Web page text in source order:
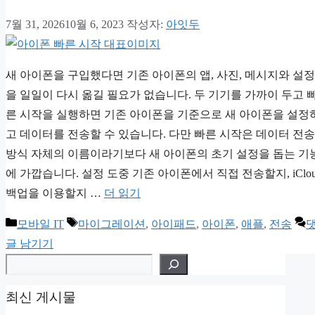
7월 31, 202610월 6, 2023 작성자: 아잇두
새 아이폰을 구입했다면 기존 아이폰의 앱, 사진, 메시지와 설정
을 일일이 다시 옮길 필요가 없습니다. 두 기기를 가까이 두고
른 시작을 실행하면 기존 아이폰을 기준으로 새 아이폰을 설정
고 데이터를 전송할 수 있습니다. 다만 빠른 시작은 데이터 전송
방식 자체의 이름이라기보다 새 아이폰의 초기 설정을 돕는 기
에 가깝습니다. 설정 도중 기존 아이폰에서 직접 전송할지,
백업을 이용할지 … 더 읽기
카
테
모바일 IT
태
마이그레이션 , 아이패드, 아이폰, 애플, 전송
댓
글 남기기
최신 게시물